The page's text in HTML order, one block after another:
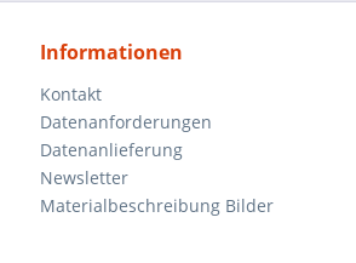
Informationen
Kontakt
Datenanforderungen
Datenanlieferung
Newsletter
Materialbeschreibung Bilder